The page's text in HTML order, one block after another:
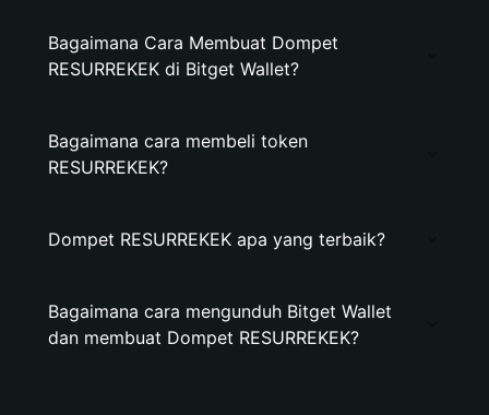
Bagaimana Cara Membuat Dompet
RESURREKEK di Bitget Wallet?
Bagaimana cara membeli token
RESURREKEK?
Dompet RESURREKEK apa yang terbaik?
Bagaimana cara mengunduh Bitget Wallet
dan membuat Dompet RESURREKEK?